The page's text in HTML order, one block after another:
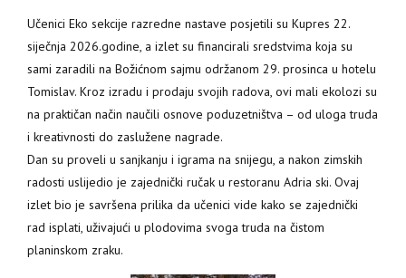
Učenici Eko sekcije razredne nastave posjetili su Kupres 22.
siječnja 2026.godine, a izlet su financirali sredstvima koja su
sami zaradili na Božićnom sajmu održanom 29. prosinca u hotelu
Tomislav. Kroz izradu i prodaju svojih radova, ovi mali ekolozi su
na praktičan način naučili osnove poduzetništva – od uloga truda
i kreativnosti do zaslužene nagrade.
​Dan su proveli u sanjkanju i igrama na snijegu, a nakon zimskih
radosti uslijedio je zajednički ručak u restoranu Adria ski. Ovaj
izlet bio je savršena prilika da učenici vide kako se zajednički
rad isplati, uživajući u plodovima svoga truda na čistom
planinskom zraku.